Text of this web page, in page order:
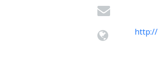
http://